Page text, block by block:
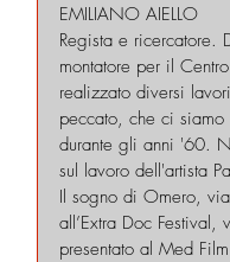
EMILIANO AIELLO
Regista e
montatore per il
realizzato diversi
peccato, che ci
durante gli anni '60.
sul lavoro dell'artista
Il sogno di Omero,
all’Extra Doc
presentato al Med